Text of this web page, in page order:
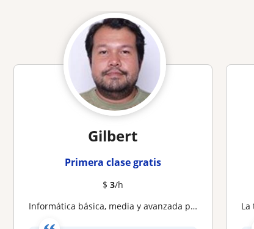
Gilbert
Primera clase gratis
$ 3/h
Informática básica, media y avanzada particulares y Empresas
La